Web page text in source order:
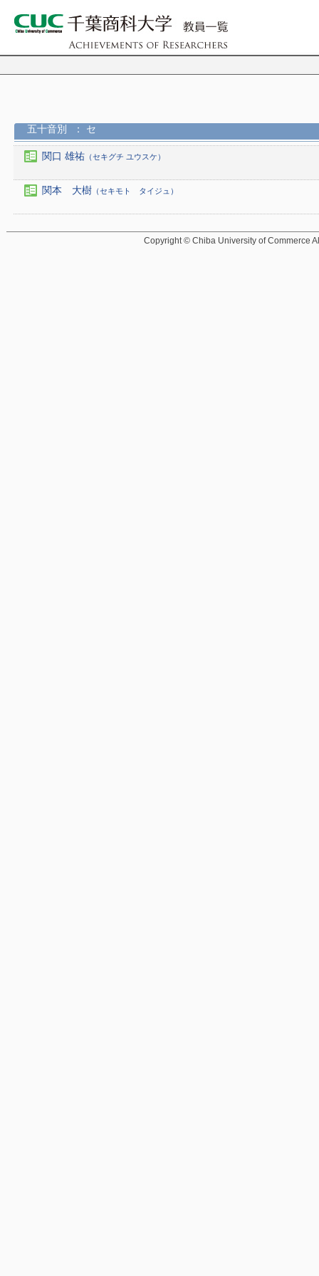
五十音別 ： セ
関口 雄祐（セキグチ ユウスケ）
関本 大樹（セキモト タイジュ）